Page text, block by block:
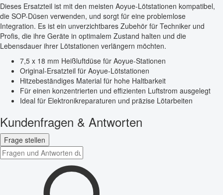
Dieses Ersatzteil ist mit den meisten Aoyue-Lötstationen kompatibel,
die SOP-Düsen verwenden, und sorgt für eine problemlose
Integration. Es ist ein unverzichtbares Zubehör für Techniker und
Profis, die ihre Geräte in optimalem Zustand halten und die
Lebensdauer ihrer Lötstationen verlängern möchten.
7,5 x 18 mm Heißluftdüse für Aoyue-Stationen
Original-Ersatzteil für Aoyue-Lötstationen
Hitzebeständiges Material für hohe Haltbarkeit
Für einen konzentrierten und effizienten Luftstrom ausgelegt
Ideal für Elektronikreparaturen und präzise Lötarbeiten
Kundenfragen & Antworten
Frage stellen